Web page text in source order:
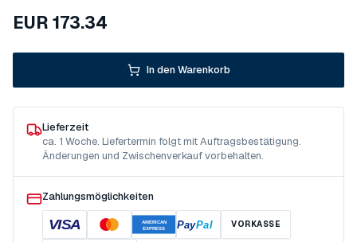
EUR 173.34
In den Warenkorb
Lieferzeit
ca. 1 Woche. Liefertermin folgt mit Auftragsbestätigung.
Änderungen und Zwischenverkauf vorbehalten.
Zahlungsmöglichkeiten
VISA
AMERICAN
EXPRESS
PayPal VORKASSE